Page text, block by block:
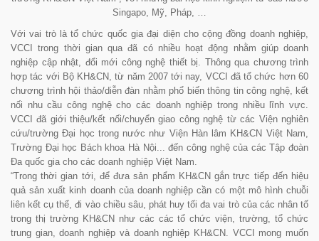
Singapo, Mỹ, Pháp, …
Với vai trò là tổ chức quốc gia đại diện cho cộng đồng doanh nghiệp,
VCCI trong thời gian qua đã có nhiều hoạt động nhằm giúp doanh
nghiệp cập nhật, đổi mới công nghệ thiết bị. Thông qua chương trình
hợp tác với Bộ KH&CN, từ năm 2007 tới nay, VCCI đã tổ chức hơn 60
chương trình hội thảo/diễn đàn nhằm phổ biến thông tin công nghệ, kết
nối nhu cầu công nghệ cho các doanh nghiệp trong nhiều lĩnh vực.
VCCI đã giới thiệu/kết nối/chuyển giao công nghệ từ các Viện nghiên
cứu/trường Đại học trong nước như Viện Hàn lâm KH&CN Việt Nam,
Trường Đại học Bách khoa Hà Nội... đến công nghệ của các Tập đoàn
Đa quốc gia cho các doanh nghiệp Việt Nam.
“Trong thời gian tới, để đưa sản phẩm KH&CN gắn trực tiếp đến hiệu
quả sản xuất kinh doanh của doanh nghiệp cần có một mô hình chuỗi
liên kết cụ thể, đi vào chiều sâu, phát huy tối đa vai trò của các nhân tố
trong thị trường KH&CN như các các tổ chức viện, trường, tổ chức
trung gian, doanh nghiệp và doanh nghiệp KH&CN. VCCI mong muốn